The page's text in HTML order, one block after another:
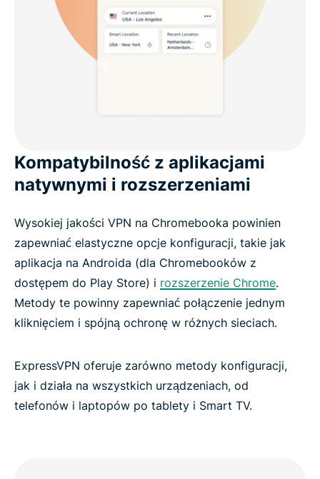
Kompatybilność z aplikacjami
natywnymi i rozszerzeniami
Wysokiej jakości VPN na Chromebooka powinien
zapewniać elastyczne opcje konfiguracji, takie jak
aplikacja na Androida (dla Chromebooków z
dostępem do Play Store) i rozszerzenie Chrome.
Metody te powinny zapewniać połączenie jednym
kliknięciem i spójną ochronę w różnych sieciach.
ExpressVPN oferuje zarówno metody konfiguracji,
jak i działa na wszystkich urządzeniach, od
telefonów i laptopów po tablety i Smart TV.